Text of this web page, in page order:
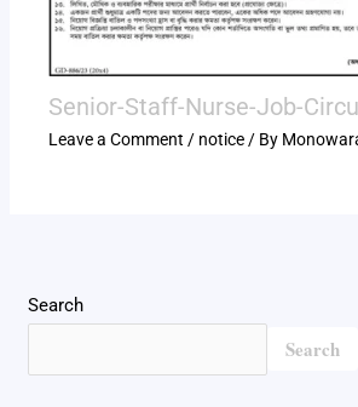
Senior-Staff-Nurse-Job-
Leave a Comment / notice / By
Search
Search